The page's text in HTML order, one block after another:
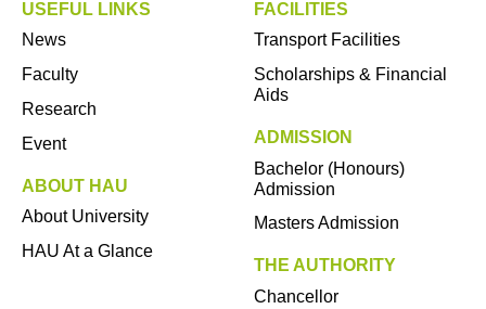
USEFUL LINKS
News
Faculty
Research
Event
ABOUT HAU
About University
HAU At a Glance
FACILITIES
Transport Facilities
Scholarships & Financial
Aids
ADMISSION
Bachelor (Honours)
Admission
Masters Admission
THE AUTHORITY
Chancellor